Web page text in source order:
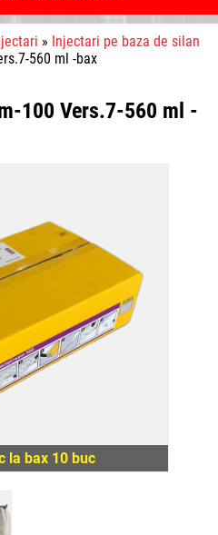
» Injectari pe baza de silan
560 ml -bax
100 Vers.7-560 ml -
la bax 10 buc